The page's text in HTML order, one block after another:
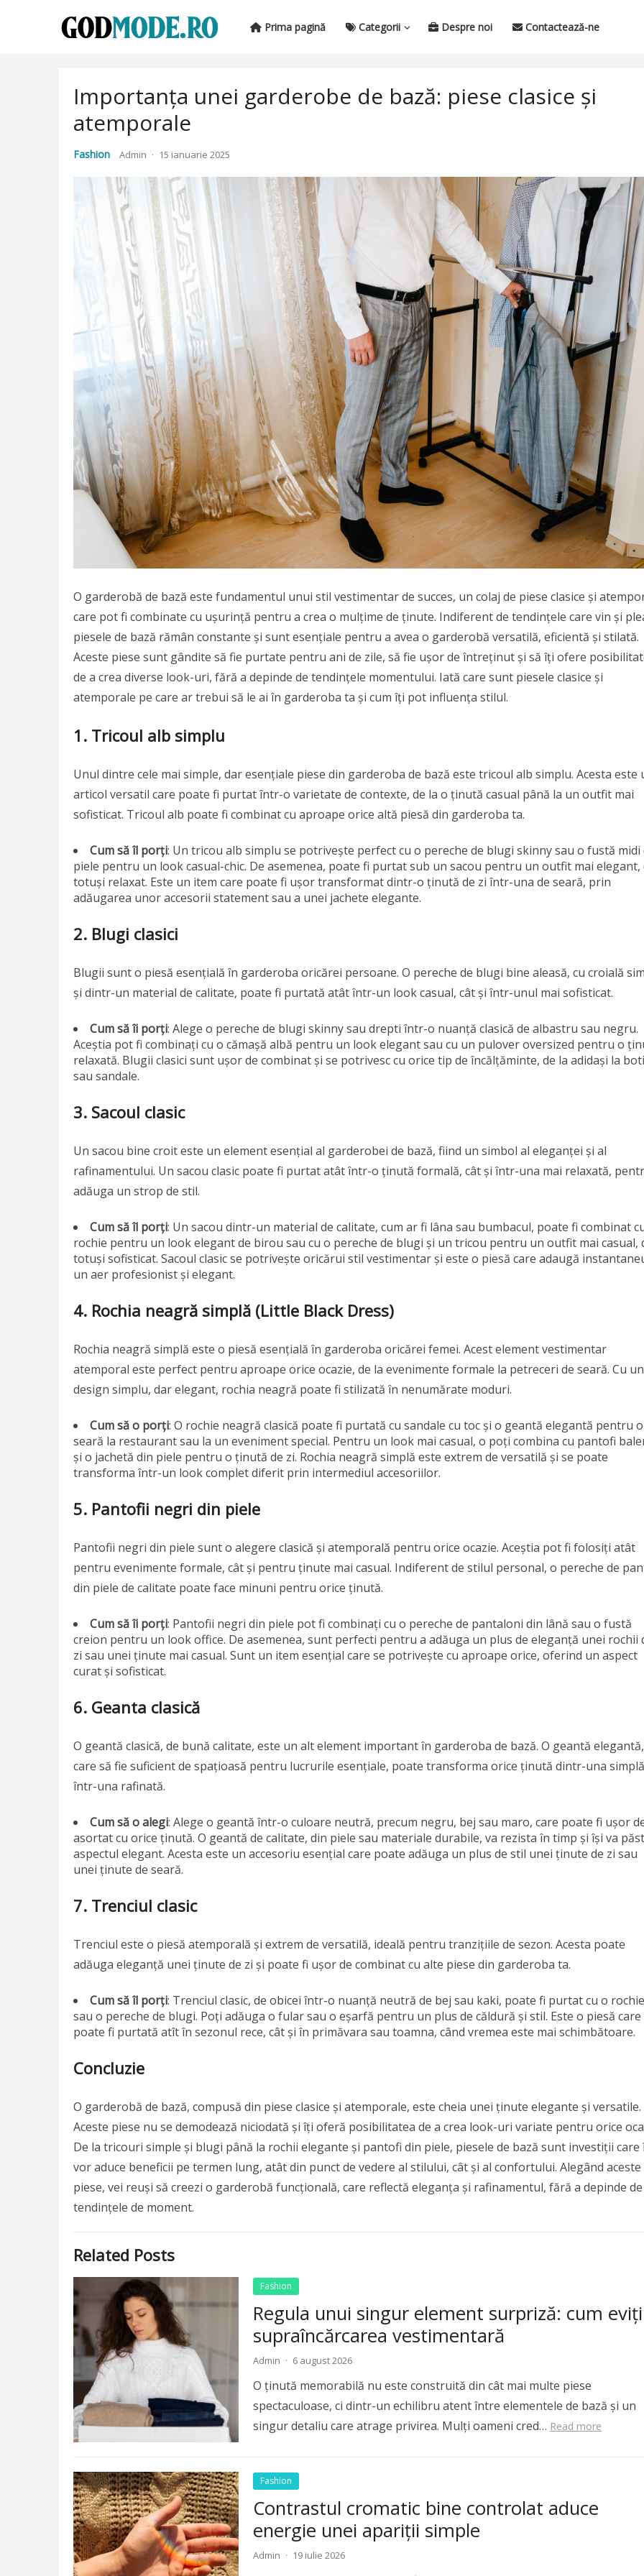
Prima pagină Categorii Despre noi Contactează-ne
Importanța unei garderobe de bază: piese clasice și
atemporale
Fashion Admin · 15 ianuarie 2025
O garderobă de bază este fundamentul unui stil vestimentar de succes, un colaj de piese clasice și
care pot fi combinate cu ușurință pentru a crea o mulțime de ținute. Indiferent de tendințele care vin și
piesele de bază rămân constante și sunt esențiale pentru a avea o garderobă versatilă, eficientă și stilată.
Aceste piese sunt gândite să fie purtate pentru ani de zile, să fie ușor de întreținut și să îți ofere
de a crea diverse look-uri, fără a depinde de tendințele momentului. Iată care sunt piesele clasice și
atemporale pe care ar trebui să le ai în garderoba ta și cum îți pot influența stilul.
1. Tricoul alb simplu
Unul dintre cele mai simple, dar esențiale piese din garderoba de bază este tricoul alb simplu. Acesta este
articol versatil care poate fi purtat într-o varietate de contexte, de la o ținută casual până la un outfit mai
sofisticat. Tricoul alb poate fi combinat cu aproape orice altă piesă din garderoba ta.
Cum să îl porți: Un tricou alb simplu se potrivește perfect cu o pereche de blugi skinny sau o fustă midi
piele pentru un look casual-chic. De asemenea, poate fi purtat sub un sacou pentru un outfit mai elegant,
totuși relaxat. Este un item care poate fi ușor transformat dintr-o ținută de zi într-una de seară, prin
adăugarea unor accesorii statement sau a unei jachete elegante.
2. Blugi clasici
Blugii sunt o piesă esențială în garderoba oricărei persoane. O pereche de blugi bine aleasă, cu croială
și dintr-un material de calitate, poate fi purtată atât într-un look casual, cât și într-unul mai sofisticat.
Cum să îi porți: Alege o pereche de blugi skinny sau drepti într-o nuanță clasică de albastru sau negru.
Aceștia pot fi combinați cu o cămașă albă pentru un look elegant sau cu un pulover oversized pentru o
relaxată. Blugii clasici sunt ușor de combinat și se potrivesc cu orice tip de încălțăminte, de la adidași la
sau sandale.
3. Sacoul clasic
Un sacou bine croit este un element esențial al garderobei de bază, fiind un simbol al eleganței și al
rafinamentului. Un sacou clasic poate fi purtat atât într-o ținută formală, cât și într-una mai relaxată,
adăuga un strop de stil.
Cum să îl porți: Un sacou dintr-un material de calitate, cum ar fi lâna sau bumbacul, poate fi combinat
rochie pentru un look elegant de birou sau cu o pereche de blugi și un tricou pentru un outfit mai casual,
totuși sofisticat. Sacoul clasic se potrivește oricărui stil vestimentar și este o piesă care adaugă
un aer profesionist și elegant.
4. Rochia neagră simplă (Little Black Dress)
Rochia neagră simplă este o piesă esențială în garderoba oricărei femei. Acest element vestimentar
atemporal este perfect pentru aproape orice ocazie, de la evenimente formale la petreceri de seară. Cu un
design simplu, dar elegant, rochia neagră poate fi stilizată în nenumărate moduri.
Cum să o porți: O rochie neagră clasică poate fi purtată cu sandale cu toc și o geantă elegantă pentru o
seară la restaurant sau la un eveniment special. Pentru un look mai casual, o poți combina cu pantofi
și o jachetă din piele pentru o ținută de zi. Rochia neagră simplă este extrem de versatilă și se poate
transforma într-un look complet diferit prin intermediul accesoriilor.
5. Pantofii negri din piele
Pantofii negri din piele sunt o alegere clasică și atemporală pentru orice ocazie. Aceștia pot fi folosiți atât
pentru evenimente formale, cât și pentru ținute mai casual. Indiferent de stilul personal, o pereche de
din piele de calitate poate face minuni pentru orice ținută.
Cum să îi porți: Pantofii negri din piele pot fi combinați cu o pereche de pantaloni din lână sau o fustă
creion pentru un look office. De asemenea, sunt perfecti pentru a adăuga un plus de eleganță unei rochii
zi sau unei ținute mai casual. Sunt un item esențial care se potrivește cu aproape orice, oferind un aspect
curat și sofisticat.
6. Geanta clasică
O geantă clasică, de bună calitate, este un alt element important în garderoba de bază. O geantă elegantă,
care să fie suficient de spațioasă pentru lucrurile esențiale, poate transforma orice ținută dintr-una simplă
într-una rafinată.
Cum să o alegi: Alege o geantă într-o culoare neutră, precum negru, bej sau maro, care poate fi ușor
asortat cu orice ținută. O geantă de calitate, din piele sau materiale durabile, va rezista în timp și își va
aspectul elegant. Acesta este un accesoriu esențial care poate adăuga un plus de stil unei ținute de zi sau
unei ținute de seară.
7. Trenciul clasic
Trenciul este o piesă atemporală și extrem de versatilă, ideală pentru tranzițiile de sezon. Acesta poate
adăuga eleganță unei ținute de zi și poate fi ușor de combinat cu alte piese din garderoba ta.
Cum să îl porți: Trenciul clasic, de obicei într-o nuanță neutră de bej sau kaki, poate fi purtat cu o rochie
sau o pereche de blugi. Poți adăuga o fular sau o eșarfă pentru un plus de căldură și stil. Este o piesă care
poate fi purtată atît în sezonul rece, cât și în primăvara sau toamna, când vremea este mai schimbătoare.
Concluzie
O garderobă de bază, compusă din piese clasice și atemporale, este cheia unei ținute elegante și versatile.
Aceste piese nu se demodează niciodată și îți oferă posibilitatea de a crea look-uri variate pentru orice
De la tricouri simple și blugi până la rochii elegante și pantofi din piele, piesele de bază sunt investiții care
vor aduce beneficii pe termen lung, atât din punct de vedere al stilului, cât și al confortului. Alegând aceste
piese, vei reuși să creezi o garderobă funcțională, care reflectă eleganța și rafinamentul, fără a depinde de
tendințele de moment.
Related Posts
Fashion
Regula unui singur element surpriză: cum eviți
supraîncărcarea vestimentară
Admin · 6 august 2026
O ținută memorabilă nu este construită din cât mai multe piese
spectaculoase, ci dintr-un echilibru atent între elementele de bază și un
singur detaliu care atrage privirea. Mulți oameni cred… Read more
Fashion
Contrastul cromatic bine controlat aduce
energie unei apariții simple
Admin · 19 iulie 2026